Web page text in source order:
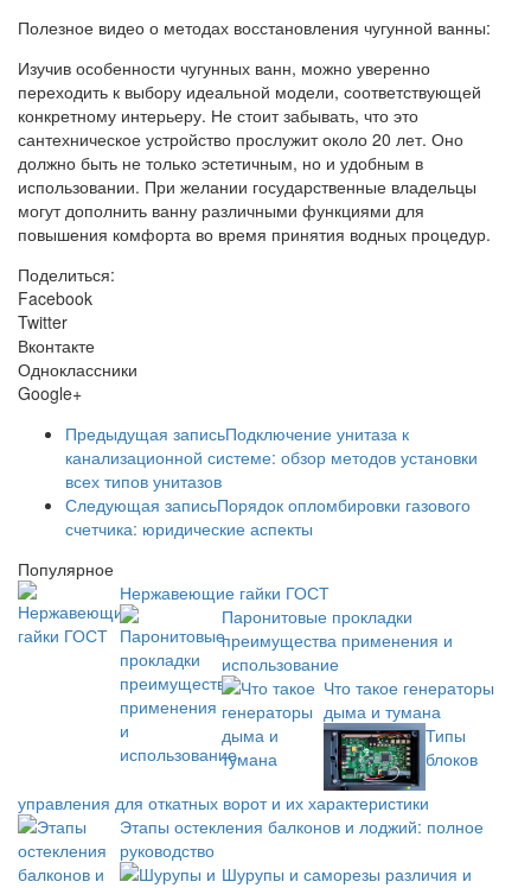
Полезное видео о методах восстановления чугунной ванны:
Изучив особенности чугунных ванн, можно уверенно
переходить к выбору идеальной модели, соответствующей
конкретному интерьеру. Не стоит забывать, что это
сантехническое устройство прослужит около 20 лет. Оно
должно быть не только эстетичным, но и удобным в
использовании. При желании государственные владельцы
могут дополнить ванну различными функциями для
повышения комфорта во время принятия водных процедур.
Поделиться:
Facebook
Twitter
Вконтакте
Одноклассники
Google+
Предыдущая записьПодключение унитаза к
канализационной системе: обзор методов установки
всех типов унитазов
Следующая записьПорядок опломбировки газового
счетчика: юридические аспекты
Популярное
Нержавеющие гайки ГОСТ
Паронитовые прокладки
преимущества применения и
использование
Что такое генераторы
дыма и тумана
Типы
блоков
управления для откатных ворот и их характеристики
Этапы остекления балконов и лоджий: полное
руководство
Шурупы и саморезы различия и